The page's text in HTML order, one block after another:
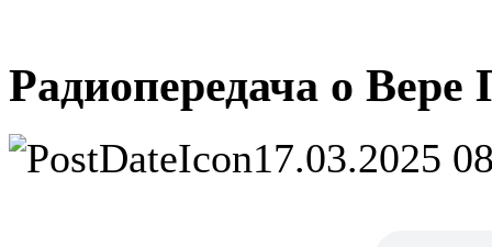
Радиопередача о
17.03.2025